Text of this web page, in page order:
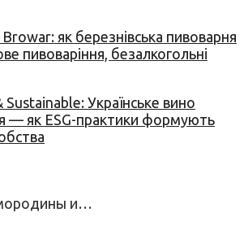
як березнівська пивоварня
пивоваріння, безалкогольні
Українське вино
— як ESG-практики формують
и…